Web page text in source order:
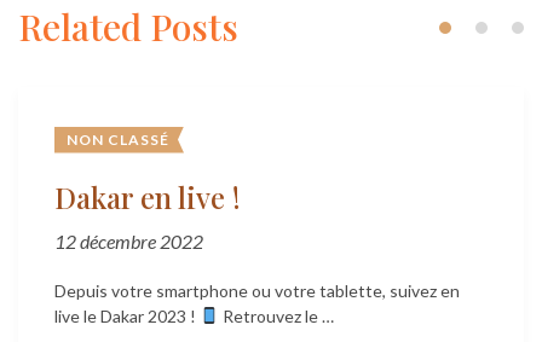
Related Posts
NON CLASSÉ
Dakar en live !
12 décembre 2022
Depuis votre smartphone ou votre tablette, suivez en
live le Dakar 2023 !
Retrouvez le …